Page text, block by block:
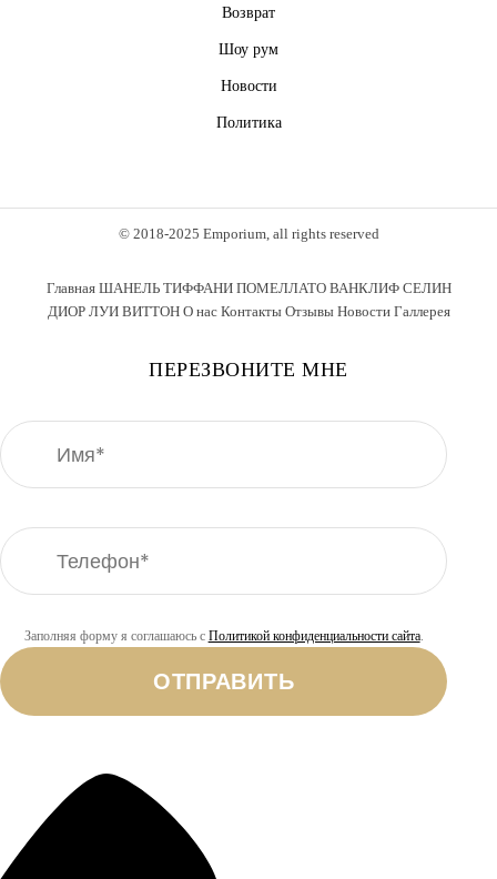
Возврат
Шоу рум
Новости
Политика
© 2018-2025 Emporium, all rights reserved
Главная ШАНЕЛЬ ТИФФАНИ ПОМЕЛЛАТО ВАНКЛИФ СЕЛИН
ДИОР ЛУИ ВИТТОН О нас Контакты Отзывы Новости Галлерея
ПЕРЕЗВОНИТЕ МНЕ
Заполняя форму я соглашаюсь с Политикой конфиденциальности сайта.
ОТПРАВИТЬ